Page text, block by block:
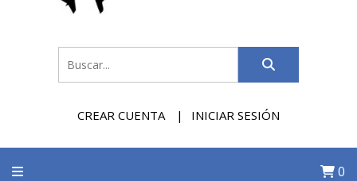
CREAR CUENTA INICIAR SESIÓN
0